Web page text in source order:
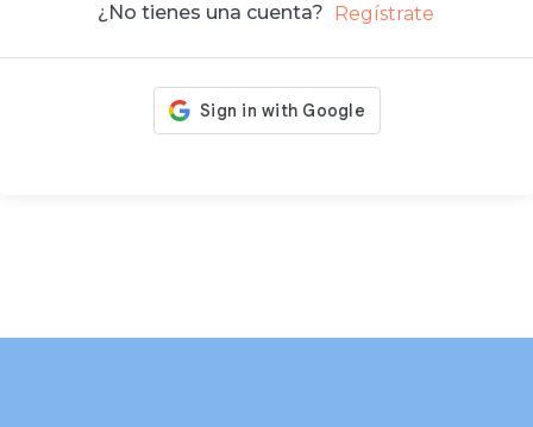
¿No tienes una cuenta? Regístrate